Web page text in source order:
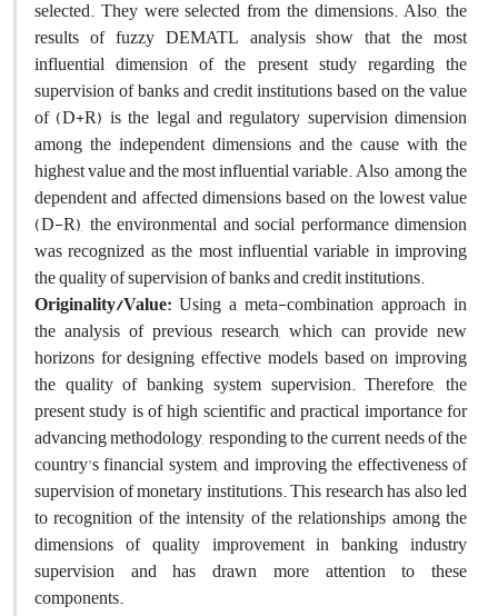
selected. They were selected from the dimensions. Also, the
results of fuzzy DEMATL analysis show that the most
influential dimension of the present study regarding the
supervision of banks and credit institutions based on the value
of (D+R) is the legal and regulatory supervision dimension
among the independent dimensions and the cause with the
highest value and the most influential variable. Also, among the
dependent and affected dimensions based on the lowest value
(D-R), the environmental and social performance dimension
was recognized as the most influential variable in improving
the quality of supervision of banks and credit institutions.
Originality/Value: Using a meta-combination approach in
the analysis of previous research, which can provide new
horizons for designing effective models based on improving
the quality of banking system supervision. Therefore, the
present study is of high scientific and practical importance for
advancing methodology, responding to the current needs of the
country's financial system, and improving the effectiveness of
supervision of monetary institutions. This research has also led
to recognition of the intensity of the relationships among the
dimensions of quality improvement in banking industry
supervision and has drawn more attention to these
components.